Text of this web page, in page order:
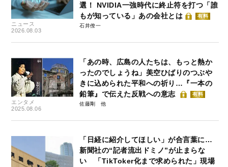
ニュース
2026.08.03
選！ NVIDIA一強時代に終止符を打つ「誰
もが知っている」あの会社とは
有料
石井僚一
エンタメ
2025.08.06
「あの時、広島の人たちは、もっと熱か
ったのでしょうね」美空ひばりのつぶや
きに込められた平和への祈り…『一本の
鉛筆』で伝えた反戦への意志
有料
佐藤剛
「日経に紹介してほしい」が合言葉に…
新聞社の“記者流出ドミノ”が止まらな
い 「TikToker化まで求められた」現場